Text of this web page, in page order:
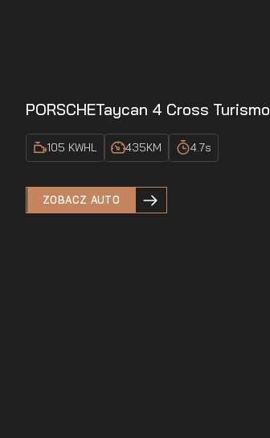
PORSCHETaycan 4 Cross Turismo
105 KWHL 435KM 4.7s
ZOBACZ AUTO